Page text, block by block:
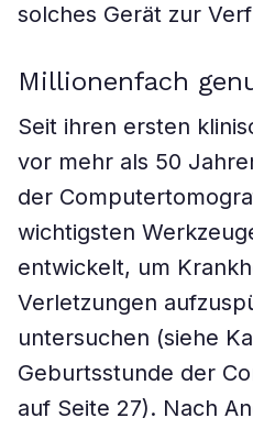
solches Gerät zur
Millionenfach
Seit ihren ersten
vor mehr als 50
der
wichtigsten
entwickelt, um
Verletzungen
untersuchen (siehe
Geburtsstunde der
auf Seite 27). Nach